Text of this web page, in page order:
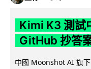
Kimi K3 測
GitHub 抄答
中國 Moonshot AI 旗